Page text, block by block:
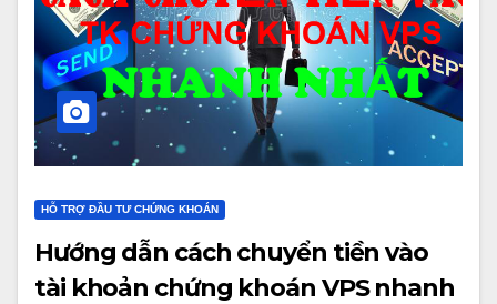
HỖ TRỢ ĐẦU TƯ CHỨNG KHOÁN
Hướng dẫn cách chuyển tiền vào
tài khoản chứng khoán VPS nhanh